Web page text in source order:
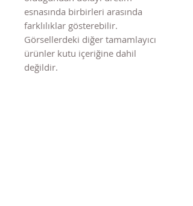
esnasında birbirleri arasında
farklılıklar gösterebilir.
Görsellerdeki diğer tamamlayıcı
ürünler kutu içeriğine dahil
değildir.